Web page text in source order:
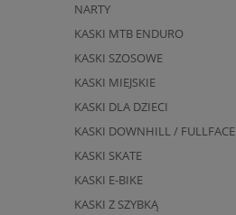
NARTY
KASKI MTB ENDURO
KASKI SZOSOWE
KASKI MIEJSKIE
KASKI DLA DZIECI
KASKI DOWNHILL / FULLFACE
KASKI SKATE
KASKI E-BIKE
KASKI Z SZYBKĄ